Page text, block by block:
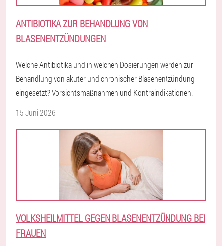
ANTIBIOTIKA ZUR BEHANDLUNG VON
BLASENENTZÜNDUNGEN
Welche Antibiotika und in welchen Dosierungen werden zur
Behandlung von akuter und chronischer Blasenentzündung
eingesetzt? Vorsichtsmaßnahmen und Kontraindikationen.
15 Juni 2026
VOLKSHEILMITTEL GEGEN BLASENENTZÜNDUNG BEI
FRAUEN